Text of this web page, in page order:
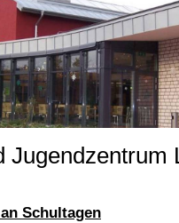
Jugendzentrum
Schultagen